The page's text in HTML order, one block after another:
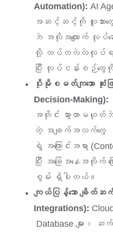
Automation): AI
အဆင့်ဆင့်ကို လူသား
ဘဲ အလိုအလျောက် လုပ်ဆ
လို့ ထပ်တလဲလဲလုပ်ရတဲ့ အ
ပြီး လုပ်ငန်းစဉ်တွ
ပိုမိုစမတ်ကျသော ဆုံးဖြ
Decision-Making):
အတိုင်း သွားတာမဟုတ်
တဲ့ အချက်အလက်တွေ
ရဲ့ အကြောင်းအရာ
ပြီး အခြေအနေအလိုက်
စွမ်း ရှိပါတယ်။
ကျယ်ပြန့်သော ချိတ်
Integrations):
Database များ၊ ဆ